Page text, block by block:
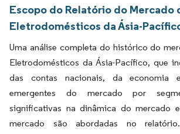
Escopo do Relatório do Mercado
Eletrodomésticos da Ásia-
Uma análise completa do histórico do
Eletrodomésticos da Ásia-Pacífico, que
das contas nacionais, da economia
emergentes do mercado por
significativas na dinâmica do mercado
mercado são abordadas no